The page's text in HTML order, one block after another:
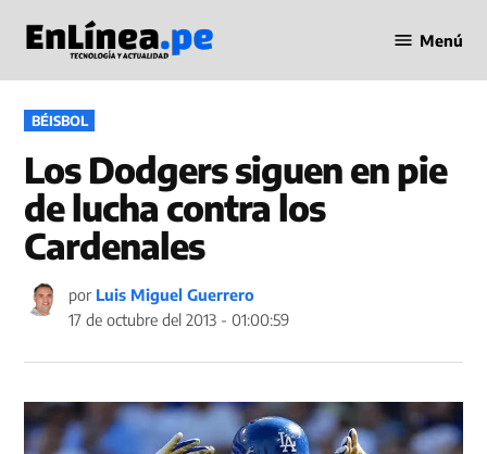
contenido
en Línea
Menú
PUBLICADO
EN
BÉISBOL
Los Dodgers siguen en pie
de lucha contra los
Cardenales
por Luis Miguel Guerrero
17 de octubre del 2013 - 01:00:59